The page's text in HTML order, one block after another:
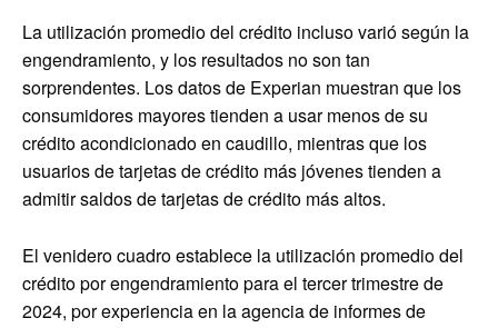
La utilización promedio del crédito incluso varió según la
engendramiento, y los resultados no son tan
sorprendentes. Los datos de Experian muestran que los
consumidores mayores tienden a usar menos de su
crédito acondicionado en caudillo, mientras que los
usuarios de tarjetas de crédito más jóvenes tienden a
admitir saldos de tarjetas de crédito más altos.
El venidero cuadro establece la utilización promedio del
crédito por engendramiento para el tercer trimestre de
2024, por experiencia en la agencia de informes de